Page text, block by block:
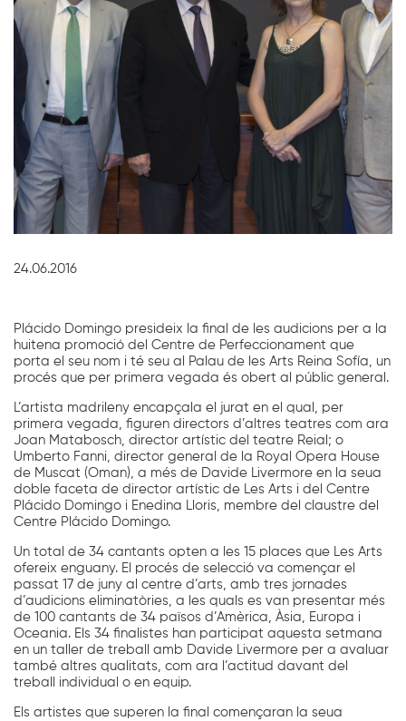
24.06.2016
Plácido Domingo presideix la final de les audicions per a la
huitena promoció del Centre de Perfeccionament que
porta el seu nom i té seu al Palau de les Arts Reina Sofía, un
procés que per primera vegada és obert al públic general.
L’artista madrileny encapçala el jurat en el qual, per
primera vegada, figuren directors d’altres teatres com ara
Joan Matabosch, director artístic del teatre Reial; o
Umberto Fanni, director general de la Royal Opera House
de Muscat (Oman), a més de Davide Livermore en la seua
doble faceta de director artístic de Les Arts i del Centre
Plácido Domingo i Enedina Lloris, membre del claustre del
Centre Plácido Domingo.
Un total de 34 cantants opten a les 15 places que Les Arts
ofereix enguany. El procés de selecció va començar el
passat 17 de juny al centre d’arts, amb tres jornades
d’audicions eliminatòries, a les quals es van presentar més
de 100 cantants de 34 països d’Amèrica, Àsia, Europa i
Oceania. Els 34 finalistes han participat aquesta setmana
en un taller de treball amb Davide Livermore per a avaluar
també altres qualitats, com ara l’actitud davant del
treball individual o en equip.
Els artistes que superen la final començaran la seua